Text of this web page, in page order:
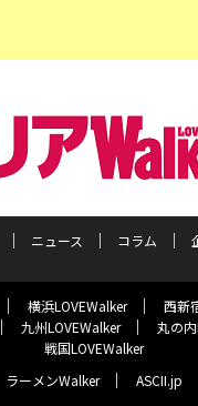
ニュース コラム
横浜LOVEWalker
西新
九州LOVEWalker
丸の
戦国LOVEWalker
ラーメンWalker
ASCII.jp